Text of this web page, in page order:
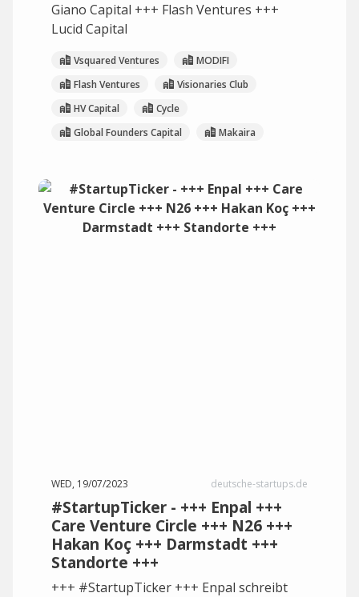
Giano Capital +++ Flash Ventures +++
Lucid Capital
Vsquared Ventures
MODIFI
Flash Ventures
Visionaries Club
HV Capital
Cycle
Global Founders Capital
Makaira
WED, 19/07/2023 deutsche-startups.de
#StartupTicker - +++ Enpal +++
Care Venture Circle +++ N26 +++
Hakan Koç +++ Darmstadt +++
Standorte +++
+++ #StartupTicker +++ Enpal schreibt